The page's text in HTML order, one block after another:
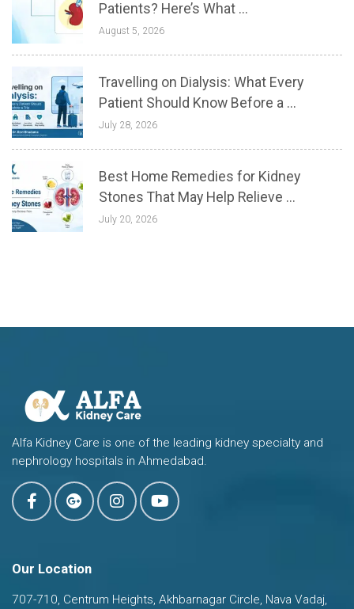
Patients? Here’s What ...
August 5, 2026
Travelling on Dialysis: What Every
Patient Should Know Before a ...
July 28, 2026
Best Home Remedies for Kidney
Stones That May Help Relieve ...
July 20, 2026
Alfa Kidney Care is one of the leading kidney specialty and
nephrology hospitals in Ahmedabad.
Our Location
707-710, Centrum Heights, Akhbarnagar Circle, Nava Vadaj,